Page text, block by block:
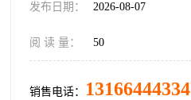
发布日期： 2026-08-07
阅 读 量： 50
销售电话： 13166444334